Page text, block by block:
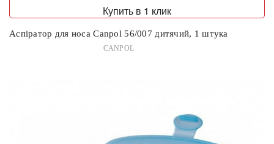
Купить в 1 клик
Аспіратор для носа Canpol 56/007 дитячий, 1 штука
CANPOL